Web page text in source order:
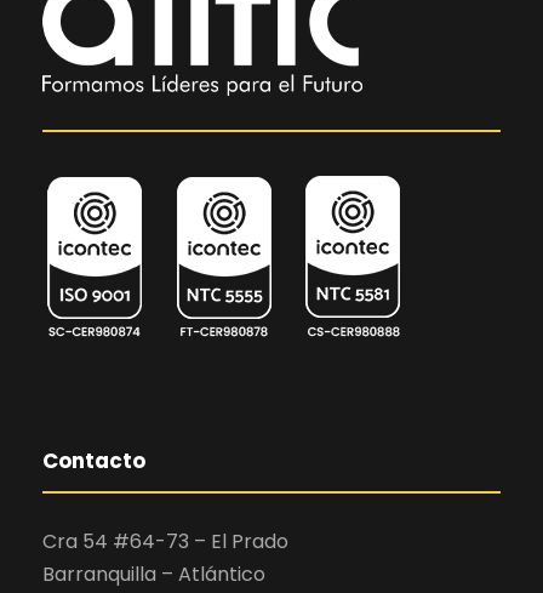
Contacto
Cra 54 #64-73 – El Prado
Barranquilla – Atlántico